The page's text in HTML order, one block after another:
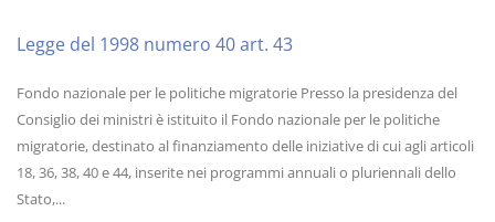
Legge del 1998 numero 40 art. 43
Fondo nazionale per le politiche migratorie Presso la presidenza del
Consiglio dei ministri è istituito il Fondo nazionale per le politiche
migratorie, destinato al finanziamento delle iniziative di cui agli articoli
18, 36, 38, 40 e 44, inserite nei programmi annuali o pluriennali dello
Stato,...